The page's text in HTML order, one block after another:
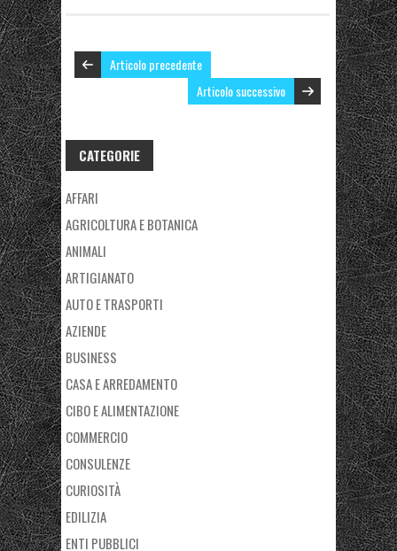
Articolo precedente
Articolo successivo
CATEGORIE
AFFARI
AGRICOLTURA E BOTANICA
ANIMALI
ARTIGIANATO
AUTO E TRASPORTI
AZIENDE
BUSINESS
CASA E ARREDAMENTO
CIBO E ALIMENTAZIONE
COMMERCIO
CONSULENZE
CURIOSITÀ
EDILIZIA
ENTI PUBBLICI